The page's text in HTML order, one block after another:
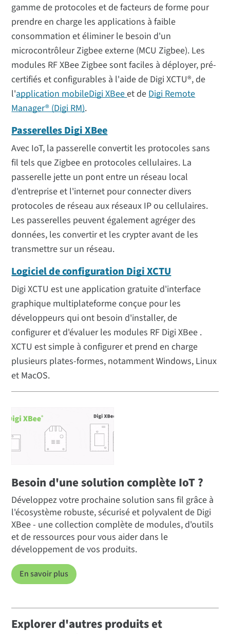
gamme de protocoles et de facteurs de forme pour
prendre en charge les applications à faible
consommation et éliminer le besoin d'un
microcontrôleur Zigbee externe (MCU Zigbee). Les
modules RF XBee Zigbee sont faciles à déployer, pré-
certifiés et configurables à l'aide de Digi XCTU®, de
l'application mobileDigi XBeeet de Digi Remote
Manager® (Digi RM).
Passerelles Digi XBee
Avec IoT, la passerelle convertit les protocoles sans
fil tels que Zigbee en protocoles cellulaires. La
passerelle jette un pont entre un réseau local
d'entreprise et l'internet pour connecter divers
protocoles de réseau aux réseaux IP ou cellulaires.
Les passerelles peuvent également agréger des
données, les convertir et les crypter avant de les
transmettre sur un réseau.
Logiciel de configuration Digi XCTU
Digi XCTU est une application gratuite d'interface
graphique multiplateforme conçue pour les
développeurs qui ont besoin d'installer, de
configurer et d'évaluer les modules RF Digi XBee .
XCTU est simple à configurer et prend en charge
plusieurs plates-formes, notamment Windows, Linux
et MacOS.
Besoin d'une solution complète IoT ?
Développez votre prochaine solution sans fil grâce à
l'écosystème robuste, sécurisé et polyvalent de Digi
XBee - une collection complète de modules, d'outils
et de ressources pour vous aider dans le
développement de vos produits.
En savoir plus
Explorer d'autres produits et